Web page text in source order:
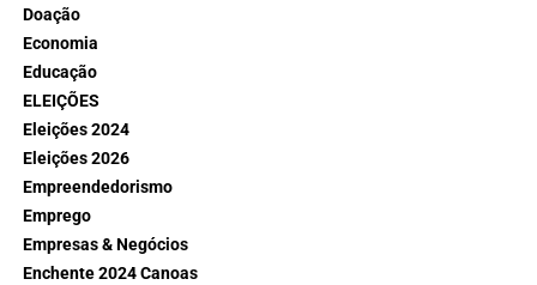
Doação
Economia
Educação
ELEIÇÕES
Eleições 2024
Eleições 2026
Empreendedorismo
Emprego
Empresas & Negócios
Enchente 2024 Canoas